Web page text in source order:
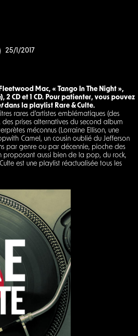
25/1/2017
Mac, « Tango In The Night »,
2 CD et 1 CD. Pour patienter, vous pouvez
dans la playlist Rare & Culte.
rares d’artistes emblématiques (des
des prises alternatives du second album
méconnus (Lorraine Ellison, une
Camel, un cousin oublié du Jefferson
par genre ou par décennie, pioche des
proposant aussi bien de la pop, du rock,
est une playlist réactualisée tous les